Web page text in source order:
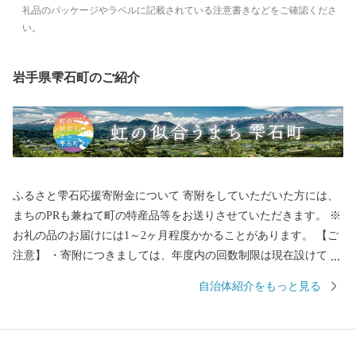
礼品のパッケージやラベルに記載されている注意書きなどをご確認くださ
い。
岩手県雫石町のご紹介
ふるさと雫石応援寄附金について 寄附をしていただいた方には、
まちのPRも兼ねて町の特産品等をお送りさせていただきます。 ※
お礼の品のお届けには1～2ヶ月程度かかることがあります。 【ご
注意】 ・寄附につきましては、年度内の回数制限は現在設けてお
は、雫石町外にお住まいの方に限らせていただきます。 ■□
自治体紹介をもっと見る